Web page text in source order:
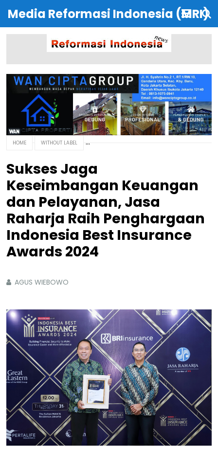
Media Reformasi Indonesia (MRI)
HOME WITHOUT LABEL
Sukses Jaga
Keseimbangan Keuangan
dan Pelayanan, Jasa
Raharja Raih Penghargaan
Indonesia Best Insurance
Awards 2024
AGUS WIEBOWO